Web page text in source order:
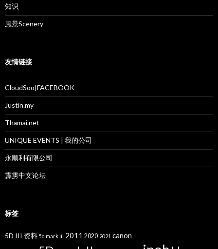
知识
風景Scenery
友情链接
CloudSoo|FACEBOOK
Justin.my
Thamai.net
UNIQUE EVENTS | 我的公司
永顺利有限公司
霹雳中文论坛
标签
5D III 资料 5d mark iii 2011 2020 2021 canon